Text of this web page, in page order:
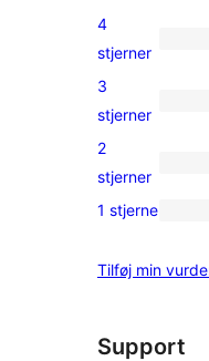
5-
stjernet
0
4-
stjernet
4
stjerner
0
3-
stjernet
3
stjerner
1
2-
anmeldelse
2
stjerner
1
stjernet
1 stjerne
Tilføj min
Support